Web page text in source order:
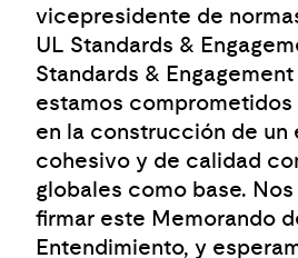
vicepresidente de
UL Standards &
Standards & Engagement
estamos comprometidos
en la construcción de un
cohesivo y de calidad
globales como base.
firmar este Memorando
Entendimiento, y